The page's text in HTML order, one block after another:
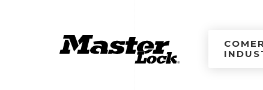
Ir al contenido